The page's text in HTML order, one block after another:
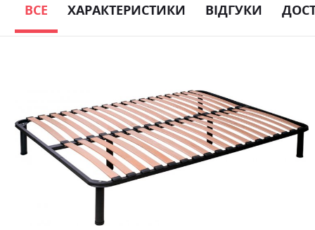
ВСЕ ХАРАКТЕРИСТИКИ ВІДГУКИ
of
the
images